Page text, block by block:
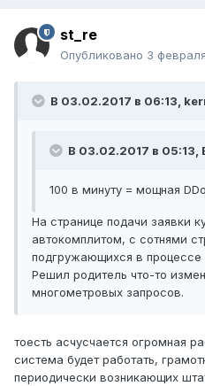
st_re
Опубликовано 3
В 03.02.2017 в 06:13,
В 03.02.2017 в 05:13,
100 в минуту = мощная
На странице подачи заявки
автокомплитом, с сотнями
подгружающихся в процессе
Решил родитель что-то
многометровых запросов.
тоесть асчусчается огромная
система будет работать,
периодически возникающих